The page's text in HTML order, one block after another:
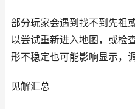
部分玩家会遇到找不到先祖
以尝试重新进入地图，或检
形不稳定也可能影响显示，
见解汇总